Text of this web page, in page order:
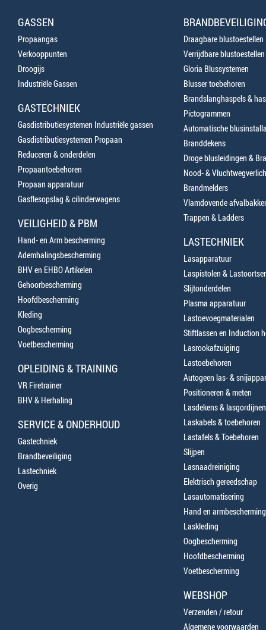
GASSEN
Propaangas
Verkooppunten
Droogijs
Industriële Gassen
GASTECHNIEK
Gasdistributiesystemen Industriële gassen
Gasdistributiesystemen Propaan
Reduceren & onderdelen
Propaantoebehoren
Propaan apparatuur
Gasflesopslag & cilinderwagens
VEILIGHEID & PBM
Hand- en Arm bescherming
Ademhalingsbescherming
BHV en EHBO Artikelen
Gehoorbescherming
Hoofdbescherming
Kleding
Oogbescherming
Voetbescherming
OPLEIDING & TRAINING
VR Firetrainer
BHV & Herhaling
SERVICE & ONDERHOUD
Gastechniek
Brandbeveiliging
Lastechniek
Overig
Draagbare blustoestellen
Verrijdbare blustoestellen
Gloria Blussystemen
Blusser toebehoren
Brandslanghaspels &
Pictogrammen
Automatische
Branddekens
Droge blusleidingen &
Nood- &
Brandmelders
Vlamdovende
Trappen & Ladders
LASTECHNIEK
Lasapparatuur
Laspistolen &
Slijtonderdelen
Plasma apparatuur
Lastoevoegmaterialen
Stiftlassen en Induction
Lasrookafzuiging
Lastoebehoren
Autogeen las- &
Positioneren & meten
Lasdekens & lasgordijnen
Laskabels & toebehoren
Lastafels & Toebehoren
Slijpen
Lasnaadreiniging
Elektrisch gereedschap
Lasautomatisering
Hand en armbescherming
Laskleding
Oogbescherming
Hoofdbescherming
Voetbescherming
WEBSHOP
Verzenden / retour
Algemene voorwaarden